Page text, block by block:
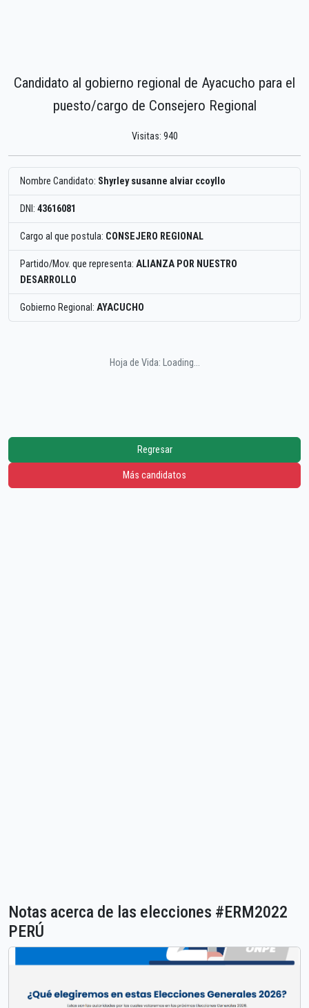
Candidato al gobierno regional de Ayacucho para el
puesto/cargo de Consejero Regional
Visitas: 940
Nombre Candidato: Shyrley susanne alviar ccoyllo
DNI: 43616081
Cargo al que postula: CONSEJERO REGIONAL
Partido/Mov. que representa: ALIANZA POR NUESTRO
DESARROLLO
Gobierno Regional: AYACUCHO
Hoja de Vida: Loading...
Regresar
Más candidatos
Notas acerca de las elecciones #ERM2022
PERÚ